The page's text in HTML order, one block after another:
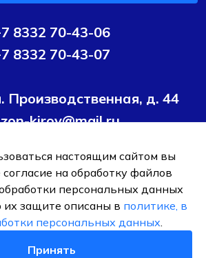
8332 70-43-06
8332 70-43-07
Производственная, д. 44
kirov@mail.ru
конфиденциальности
Согласие на
персональных данных
ОТВЕТСТВЕННОСТЬЮ ТК
ПОДШИПНИК"
ИНН 4345495376
настоящим сайтом вы
на обработку файлов
персональных данных
их защите описаны в политике, в
персональных данных.
Принять